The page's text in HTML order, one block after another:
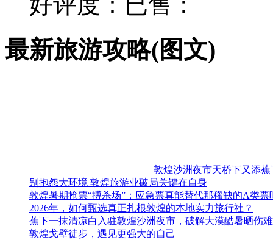
最新旅游攻略(图文)
敦煌沙洲夜市天桥下又添
别抱怨大环境 敦煌旅游业破局关键在自身
敦煌暑期抢票“搏杀场”：应急票真能替代那稀缺的A类票
2026年，如何甄选真正扎根敦煌的本地实力旅行社？
蕉下一抹清凉白入驻敦煌沙洲夜市，破解大漠酷暑晒伤
敦煌戈壁徒步，遇见更强大的自己